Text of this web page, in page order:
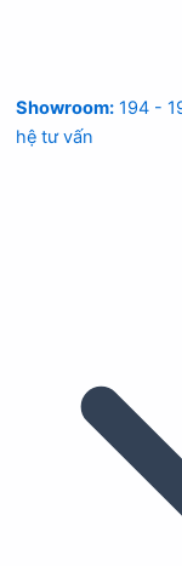
Showroom: 194 -
hệ tư vấn